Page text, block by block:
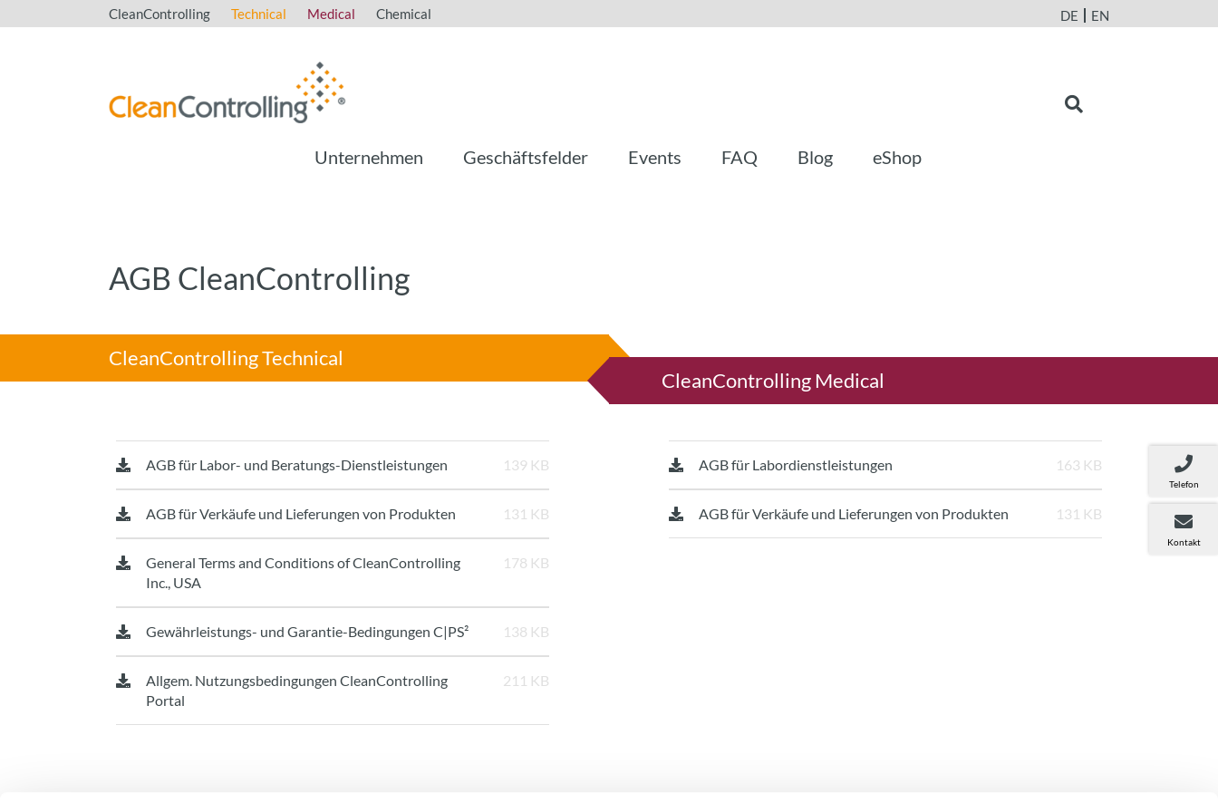
CleanControlling Technical Medical Chemical DE EN
Unternehmen Geschäftsfelder Events FAQ Blog eShop
AGB CleanControlling
CleanControlling Technical
AGB für Labor- und Beratungs-Dienstleistungen 139 KB
AGB für Verkäufe und Lieferungen von Produkten 131 KB
General Terms and Conditions of CleanControlling
Inc., USA
178 KB
Gewährleistungs- und Garantie-Bedingungen C|PS² 138 KB
Allgem. Nutzungsbedingungen CleanControlling
Portal
211 KB
CleanControlling Medical
AGB für Labordienstleistungen 163 KB
AGB für Verkäufe und Lieferungen von Produkten 131 KB
Telefon
Kontakt